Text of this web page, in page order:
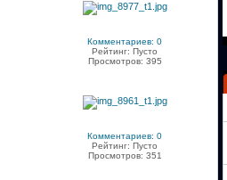
Комментариев: 0
Рейтинг: Пусто
Просмотров: 395
Комментариев: 0
Рейтинг: Пусто
Просмотров: 351